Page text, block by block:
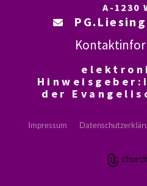
A-1230

der
Impressum